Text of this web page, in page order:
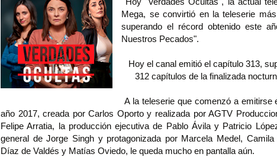
Mega, se convirtió en la teleserie
superando el récord obtenido este
Nuestros Pecados".
Hoy el canal emitió el capítulo 313,
312 capítulos de la finalizada
A la teleserie que comenzó a emitirse
año 2017, creada por Carlos Oporto y realizada por AGTV
Felipe Arratia, la producción ejecutiva de Pablo Ávila y Patricio
general de Jorge Singh y protagonizada por Marcela Medel,
Díaz de Valdés y Matías Oviedo, le queda mucho en pantalla aún.